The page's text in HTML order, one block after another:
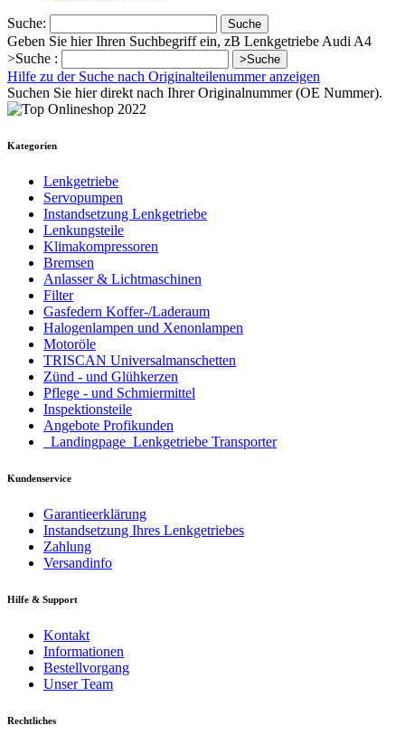
Suche: Suche
Geben Sie hier Ihren Suchbegriff ein, zB Lenkgetriebe Audi A4
>Suche :
>Suche
Hilfe zu der Suche nach Originalteilenummer anzeigen
Suchen Sie hier direkt nach Ihrer Originalnummer (OE Nummer).
Kategorien
Lenkgetriebe
Servopumpen
Instandsetzung Lenkgetriebe
Lenkungsteile
Klimakompressoren
Bremsen
Anlasser & Lichtmaschinen
Filter
Gasfedern Koffer-/Laderaum
Halogenlampen und Xenonlampen
Motoröle
TRISCAN Universalmanschetten
Zünd - und Glühkerzen
Pflege - und Schmiermittel
Inspektionsteile
Angebote Profikunden
_Landingpage_Lenkgetriebe Transporter
Kundenservice
Garantieerklärung
Instandsetzung Ihres Lenkgetriebes
Zahlung
Versandinfo
Hilfe & Support
Kontakt
Informationen
Bestellvorgang
Unser Team
Rechtliches